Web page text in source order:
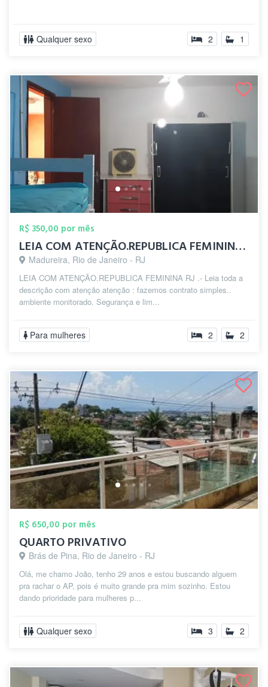
Qualquer sexo 2 1
R$ 350,00 por mês
LEIA COM ATENÇÃO.REPUBLICA FEMININA zp(2...
Madureira, Rio de Janeiro - RJ
LEIA COM ATENÇÃO.REPUBLICA FEMININA RJ .- Leia toda a
descrição com atenção atenção : fazemos contrato simples..
ambiente monitorado. Segurança e lim...
Para mulheres 2 2
R$ 650,00 por mês
QUARTO PRIVATIVO
Brás de Pina, Rio de Janeiro - RJ
Olá, me chamo João, tenho 29 anos e estou buscando alguem
pra rachar o AP, pois é muito grande pra mim sozinho. Estou
dando prioridade para mulheres p...
Qualquer sexo 3 2